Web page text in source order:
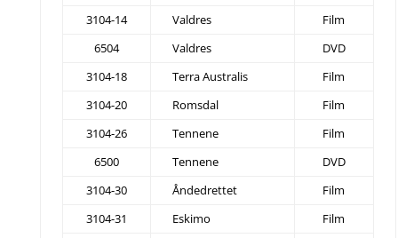
3104-14
Valdres
Film
6504
Valdres
DVD
3104-18
Terra Australis
Film
3104-20
Romsdal
Film
3104-26
Tennene
Film
6500
Tennene
DVD
3104-30
Åndedrettet
Film
3104-31
Eskimo
Film